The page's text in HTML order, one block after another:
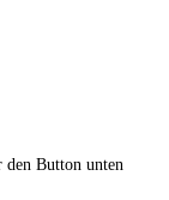
den Button unten